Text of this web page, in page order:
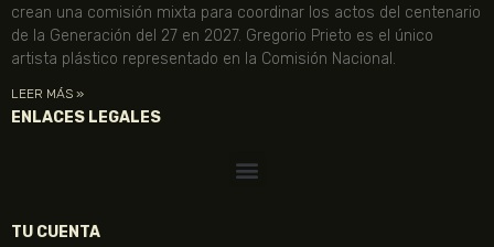
crean una comisión mixta para coordinar los actos del centenario
de la Generación del 27 en 2027. Gregorio Prieto es el único
artista plástico representado en la Comisión Nacional.
LEER MÁS »
ENLACES LEGALES
TU CUENTA